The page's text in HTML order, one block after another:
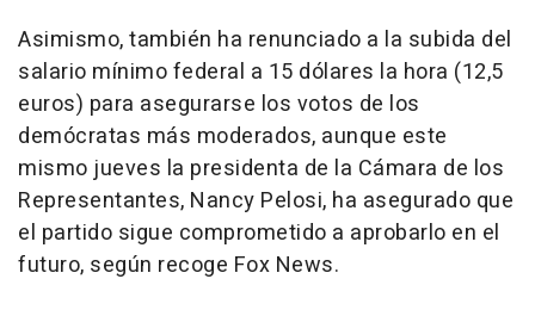
Asimismo, también ha renunciado a la subida del
salario mínimo federal a 15 dólares la hora (12,5
euros) para asegurarse los votos de los
demócratas más moderados, aunque este
mismo jueves la presidenta de la Cámara de los
Representantes, Nancy Pelosi, ha asegurado que
el partido sigue comprometido a aprobarlo en el
futuro, según recoge Fox News.